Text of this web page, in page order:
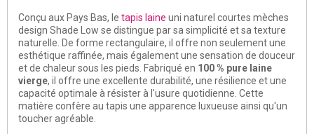
Conçu aux Pays Bas, le tapis laine uni naturel courtes mèches
design Shade Low se distingue par sa simplicité et sa texture
naturelle. De forme rectangulaire, il offre non seulement une
esthétique raffinée, mais également une sensation de douceur
et de chaleur sous les pieds. Fabriqué en 100 % pure laine
vierge, il offre une excellente durabilité, une résilience et une
capacité optimale à résister à l'usure quotidienne. Cette
matière confère au tapis une apparence luxueuse ainsi qu'un
toucher agréable.